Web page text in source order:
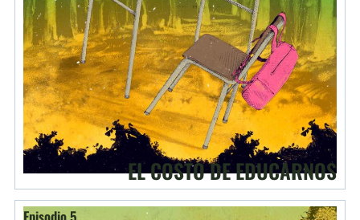
EL COSTO DE EDUCARNOS